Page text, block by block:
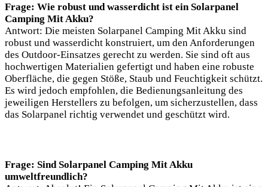
Frage: Wie robust und wasserdicht ist ein Solarpanel
Camping Mit Akku?
Antwort: Die meisten Solarpanel Camping Mit Akku sind
robust und wasserdicht konstruiert, um den Anforderungen
des Outdoor-Einsatzes gerecht zu werden. Sie sind oft aus
hochwertigen Materialien gefertigt und haben eine robuste
Oberfläche, die gegen Stöße, Staub und Feuchtigkeit schützt.
Es wird jedoch empfohlen, die Bedienungsanleitung des
jeweiligen Herstellers zu befolgen, um sicherzustellen, dass
das Solarpanel richtig verwendet und geschützt wird.
Frage: Sind Solarpanel Camping Mit Akku
umweltfreundlich?